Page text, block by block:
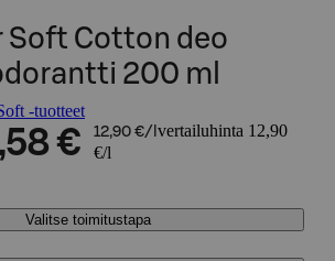
Soft Cotton deo
200 ml
-tuotteet
€ 12,90 €/l vertailuhinta 12,90
€/l
Valitse toimitustapa